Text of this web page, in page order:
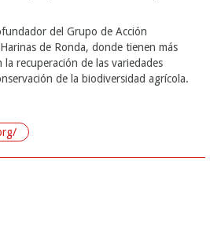
del Grupo de Acción
de Ronda, donde tienen más
recuperación de las variedades
de la biodiversidad agrícola.